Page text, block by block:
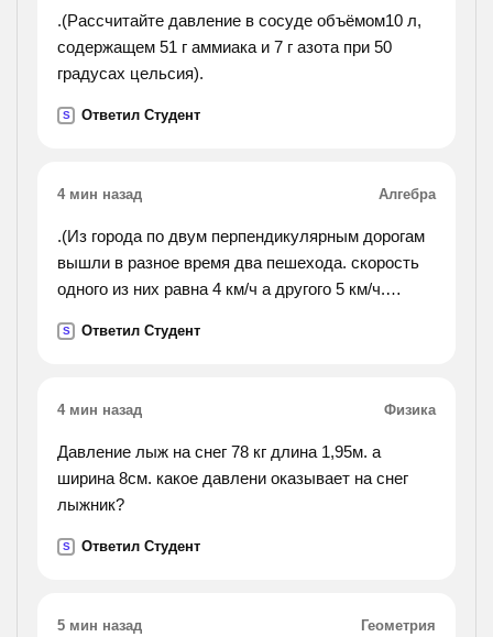
.(Рассчитайте давление в сосуде объёмом10 л,
содержащем 51 г аммиака и 7 г азота при 50
градусах цельсия).
S Ответил Студент
4 мин назад Алгебра
.(Из города по двум перпендикулярным дорогам
вышли в разное время два пешехода. скорость
одного из них равна 4 км/ч а другого 5 км/ч.
а второй в десяти. через сколько часов
?).
S Ответил Студент
4 мин назад Физика
Давление лыж на снег 78 кг длина 1,95м. а
ширина 8см. какое давлени оказывает на снег
лыжник?
S Ответил Студент
5 мин назад Геометрия